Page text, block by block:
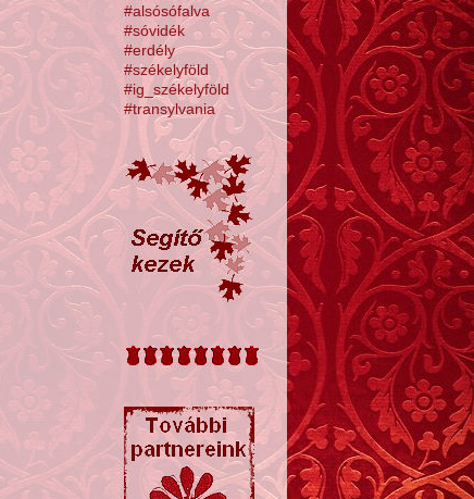
#alsósófalva
#sóvidék
#erdély
#székelyföld
#ig_székelyföld
#transylvania